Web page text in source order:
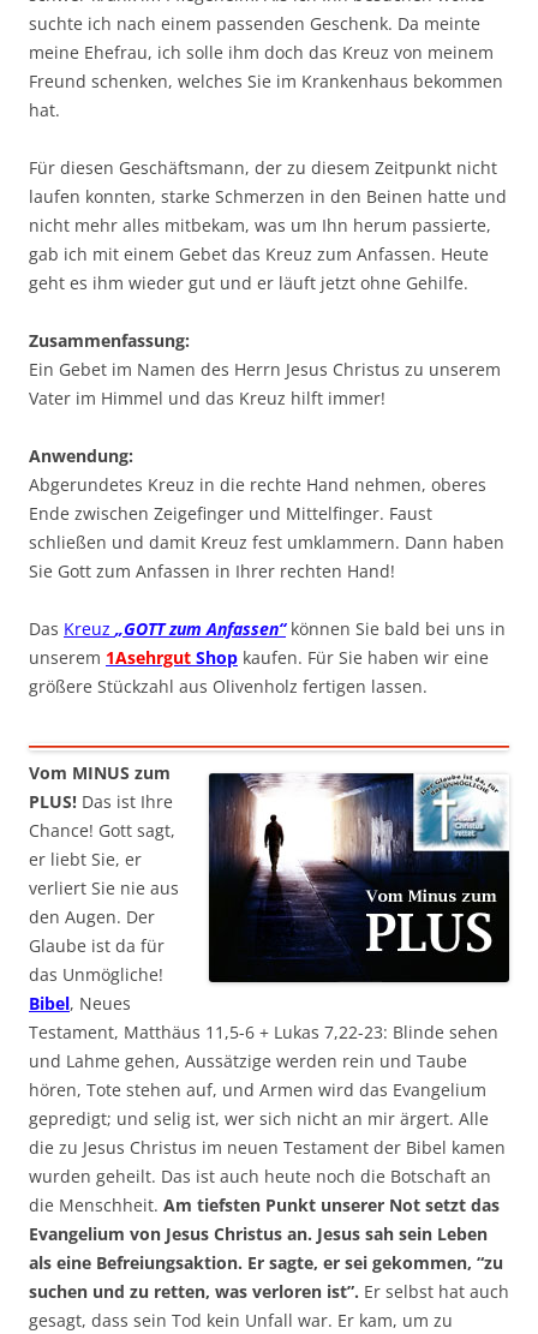
suchte ich nach einem passenden Geschenk. Da meinte
meine Ehefrau, ich solle ihm doch das Kreuz von meinem
Freund schenken, welches Sie im Krankenhaus bekommen
hat.
Für diesen Geschäftsmann, der zu diesem Zeitpunkt nicht
laufen konnten, starke Schmerzen in den Beinen hatte und
nicht mehr alles mitbekam, was um Ihn herum passierte,
gab ich mit einem Gebet das Kreuz zum Anfassen. Heute
geht es ihm wieder gut und er läuft jetzt ohne Gehilfe.
Zusammenfassung:
Ein Gebet im Namen des Herrn Jesus Christus zu unserem
Vater im Himmel und das Kreuz hilft immer!
Anwendung:
Abgerundetes Kreuz in die rechte Hand nehmen, oberes
Ende zwischen Zeigefinger und Mittelfinger. Faust
schließen und damit Kreuz fest umklammern. Dann haben
Sie Gott zum Anfassen in Ihrer rechten Hand!
Das Kreuz „GOTT zum Anfassen“können Sie bald bei uns in
unserem 1Asehrgut Shop kaufen. Für Sie haben wir eine
größere Stückzahl aus Olivenholz fertigen lassen.
Vom MINUS zum
PLUS! Das ist Ihre
Chance! Gott sagt,
er liebt Sie, er
verliert Sie nie aus
den Augen. Der
Glaube ist da für
das Unmögliche!
Bibel, Neues
Testament, Matthäus 11,5-6 + Lukas 7,22-23: Blinde sehen
und Lahme gehen, Aussätzige werden rein und Taube
hören, Tote stehen auf, und Armen wird das Evangelium
gepredigt; und selig ist, wer sich nicht an mir ärgert. Alle
die zu Jesus Christus im neuen Testament der Bibel kamen
wurden geheilt. Das ist auch heute noch die Botschaft an
die Menschheit. Am tiefsten Punkt unserer Not setzt das
Evangelium von Jesus Christus an. Jesus sah sein Leben
als eine Befreiungsaktion. Er sagte, er sei gekommen, “zu
suchen und zu retten, was verloren ist”. Er selbst hat auch
gesagt, dass sein Tod kein Unfall war. Er kam, um zu